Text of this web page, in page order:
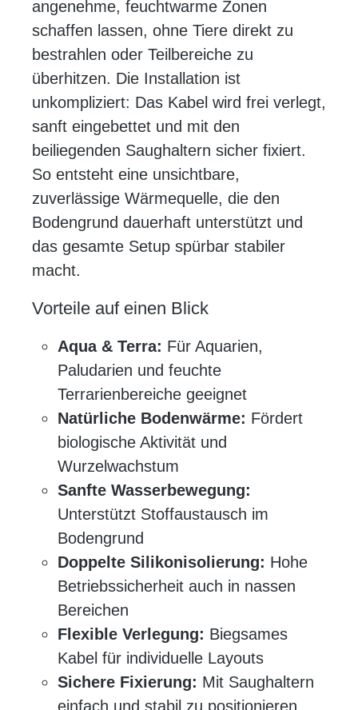
angenehme, feuchtwarme Zonen
schaffen lassen, ohne Tiere direkt zu
bestrahlen oder Teilbereiche zu
überhitzen. Die Installation ist
unkompliziert: Das Kabel wird frei verlegt,
sanft eingebettet und mit den
beiliegenden Saughaltern sicher fixiert.
So entsteht eine unsichtbare,
zuverlässige Wärmequelle, die den
Bodengrund dauerhaft unterstützt und
das gesamte Setup spürbar stabiler
macht.
Vorteile auf einen Blick
Aqua & Terra: Für Aquarien,
Paludarien und feuchte
Terrarienbereiche geeignet
Natürliche Bodenwärme: Fördert
biologische Aktivität und
Wurzelwachstum
Sanfte Wasserbewegung:
Unterstützt Stoffaustausch im
Bodengrund
Doppelte Silikonisolierung: Hohe
Betriebssicherheit auch in nassen
Bereichen
Flexible Verlegung: Biegsames
Kabel für individuelle Layouts
Sichere Fixierung: Mit Saughaltern
einfach und stabil zu positionieren